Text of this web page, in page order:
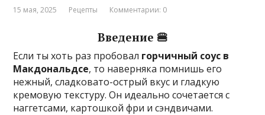
15 мая, 2025 Рецепты Комментарии: 0
Введение 🍔
Если ты хоть раз пробовал горчичный соус в
Макдональдсе, то наверняка помнишь его
нежный, сладковато-острый вкус и гладкую
кремовую текстуру. Он идеально сочетается с
наггетсами, картошкой фри и сэндвичами.